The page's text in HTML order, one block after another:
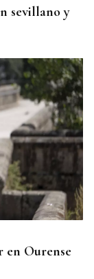
sevillano y
Ourense